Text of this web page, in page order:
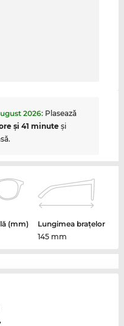
2026: Plasează
şi 41 minuteşi
(mm)
Lungimea brațelor
145 mm